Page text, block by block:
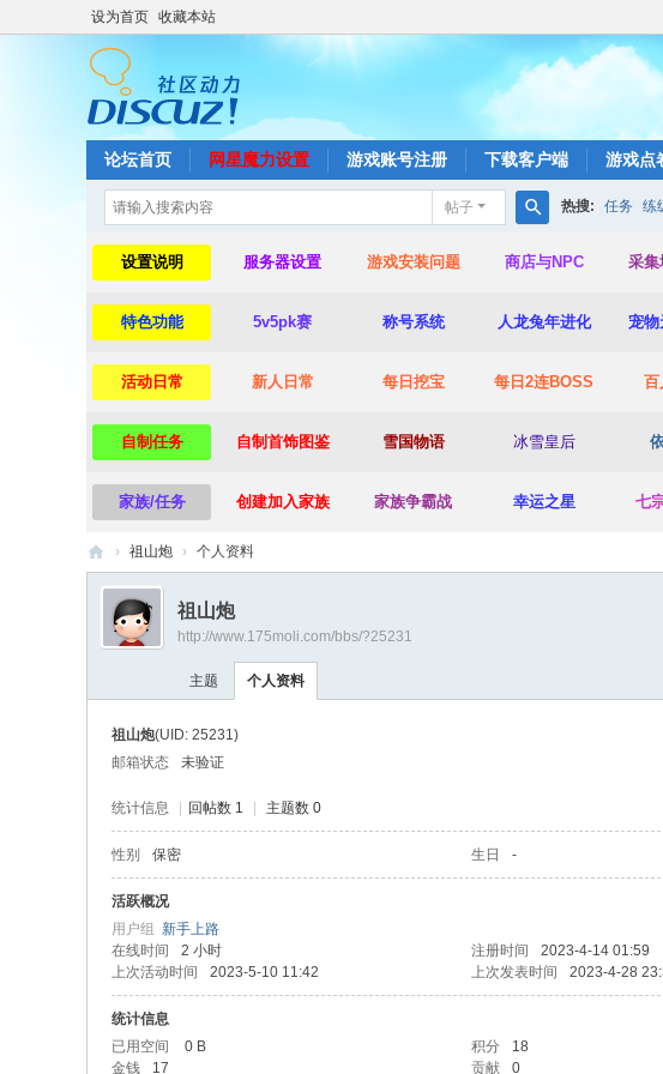
设为首页 收藏本站
论坛首页 网星魔力设置 游戏账号注册 下载客户端 游戏点
帖子
索
热搜: 任务 练
设置说明 服务器设置 游戏安装问题 商店与NPC 采集
特色功能 5v5pk赛 称号系统 人龙兔年进化 宠物
活动日常 新人日常 每日挖宝 每日2连BOSS 百
自制任务 自制首饰图鉴 雪国物语 冰雪皇后
家族/任务 创建加入家族 家族争霸战 幸运之星 七
网
魔
› 祖山炮 › 个人资料
祖山炮
http://www.175moli.com/bbs/?25231
主题 个人资料
祖山炮(UID: 25231)
邮箱状态
未验证
统计信息 回帖数 1 主题数 0
性别 保密 生日 -
活跃概况
用户组 新手上路
在线时间
2 小时 注册时间 2023-4-14 01:59
上次活动时间
2023-5-10 11:42 上次发表时间 2023-4-28
统计信息
已用空间
0 B 积分 18
金钱
17 贡献 0